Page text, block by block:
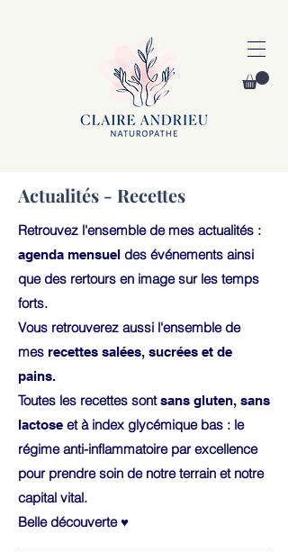
Actualités - Recettes
Retrouvez l'ensemble de mes actualités :
agenda mensuel des événements ainsi
que des rertours en image sur les temps
forts.
Vous retrouverez aussi l'ensemble de
mes recettes salées, sucrées et de
pains.
Toutes les recettes sont sans gluten, sans
lactose et à index glycémique bas : le
régime anti-inflammatoire par excellence
pour prendre soin de notre terrain et notre
capital vital.
Belle découverte ♥